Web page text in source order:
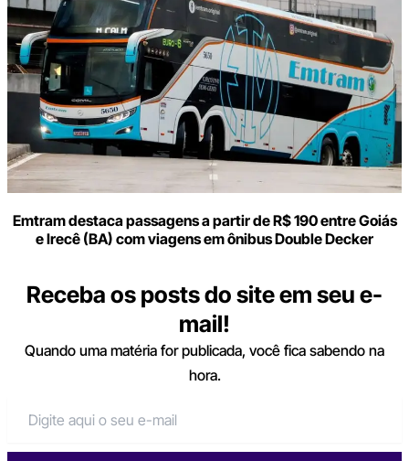
Emtram destaca passagens a partir de R$ 190 entre Goiás
e Irecê (BA) com viagens em ônibus Double Decker
Receba os posts do site em seu e-
mail!
Quando uma matéria for publicada, você fica sabendo na
hora.